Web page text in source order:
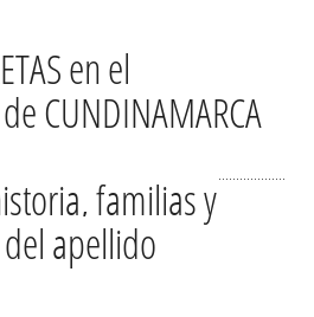
en el
CUNDINAMARCA
familias y
apellido